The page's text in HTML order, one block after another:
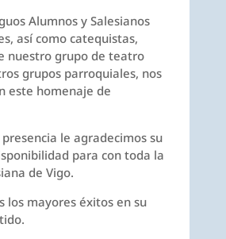
Alumnos y Salesianos
así como catequistas,
nuestro grupo de teatro
grupos parroquiales, nos
este homenaje de
le agradecimos su
para con toda la
de Vigo.
los mayores éxitos en su